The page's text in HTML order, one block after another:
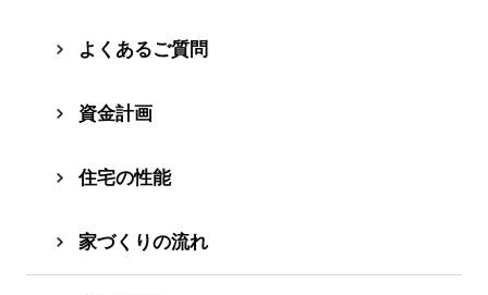
よくあるご質問
資⾦計画
住宅の性能
家づくりの流れ